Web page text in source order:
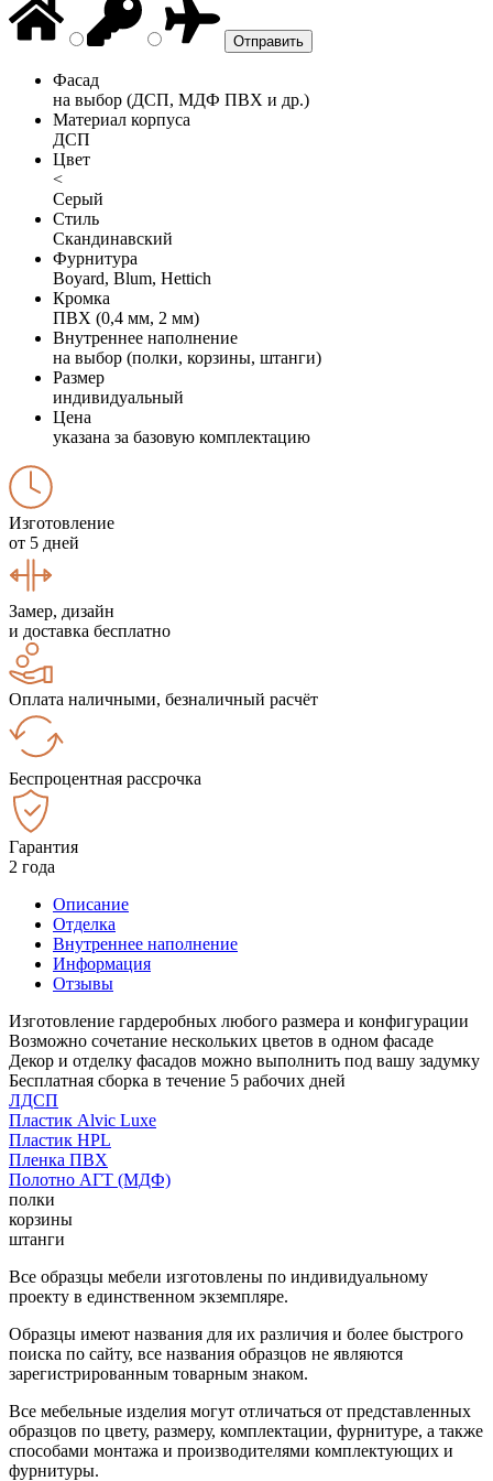
Фасад
на выбор (ДСП, МДФ ПВХ и др.)
Материал корпуса
ДСП
Цвет
<
Серый
Стиль
Скандинавский
Фурнитура
Boyard, Blum, Hettich
Кромка
ПВХ (0,4 мм, 2 мм)
Внутреннее наполнение
на выбор (полки, корзины, штанги)
Размер
индивидуальный
Цена
указана за базовую комплектацию
Изготовление
от 5 дней
Замер, дизайн
и доставка бесплатно
Оплата наличными, безналичный расчёт
Беспроцентная рассрочка
Гарантия
2 года
Описание
Отделка
Внутреннее наполнение
Информация
Отзывы
Изготовление гардеробных любого размера и конфигурации
Возможно сочетание нескольких цветов в одном фасаде
Декор и отделку фасадов можно выполнить под вашу задумку
Бесплатная сборка в течение 5 рабочих дней
ЛДСП
Пластик Alvic Luxe
Пластик HPL
Пленка ПВХ
Полотно АГТ (МДФ)
полки
корзины
штанги
Все образцы мебели изготовлены по индивидуальному
проекту в единственном экземпляре.
Образцы имеют названия для их различия и более быстрого
поиска по сайту, все названия образцов не являются
зарегистрированным товарным знаком.
Все мебельные изделия могут отличаться от представленных
образцов по цвету, размеру, комплектации, фурнитуре, а также
способами монтажа и производителями комплектующих и
фурнитуры.